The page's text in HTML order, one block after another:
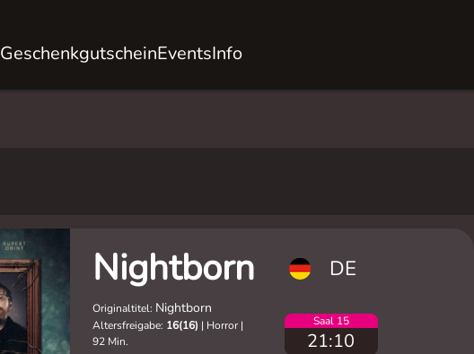
GeschenkgutscheinEventsInfo
Nightborn
Originaltitel: Nightborn
Altersfreigabe: 16(16) | Horror |
92 Min.
DE
Saal 15
21:10